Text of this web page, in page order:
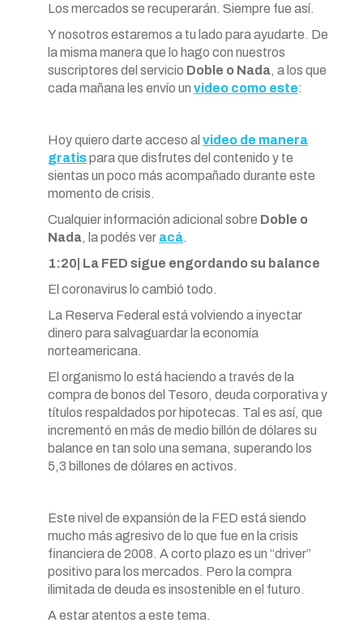
Los mercados se recuperarán. Siempre fue así.
Y nosotros estaremos a tu lado para ayudarte. De
la misma manera que lo hago con nuestros
suscriptores del servicio Doble o Nada, a los que
cada mañana les envío un video como este:
Hoy quiero darte acceso al video de manera
gratispara que disfrutes del contenido y te
sientas un poco más acompañado durante este
momento de crisis.
Cualquier información adicional sobre Doble o
Nada, la podés ver acá.
1:20| La FED sigue engordando su balance
El coronavirus lo cambió todo.
La Reserva Federal está volviendo a inyectar
dinero para salvaguardar la economía
norteamericana.
El organismo lo está haciendo a través de la
compra de bonos del Tesoro, deuda corporativa y
títulos respaldados por hipotecas. Tal es así, que
incrementó en más de medio billón de dólares su
balance en tan solo una semana, superando los
5,3 billones de dólares en activos.
Este nivel de expansión de la FED está siendo
mucho más agresivo de lo que fue en la crisis
financiera de 2008. A corto plazo es un “driver”
positivo para los mercados. Pero la compra
ilimitada de deuda es insostenible en el futuro.
A estar atentos a este tema.